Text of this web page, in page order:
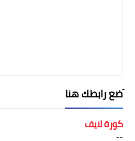
َضع رابطك هنا
كورة لايف
--